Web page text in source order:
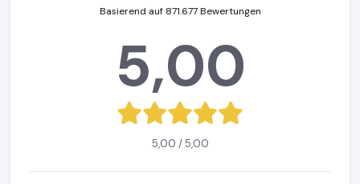
Basierend auf 871.677 Bewertungen
5,00
5,00 / 5,00